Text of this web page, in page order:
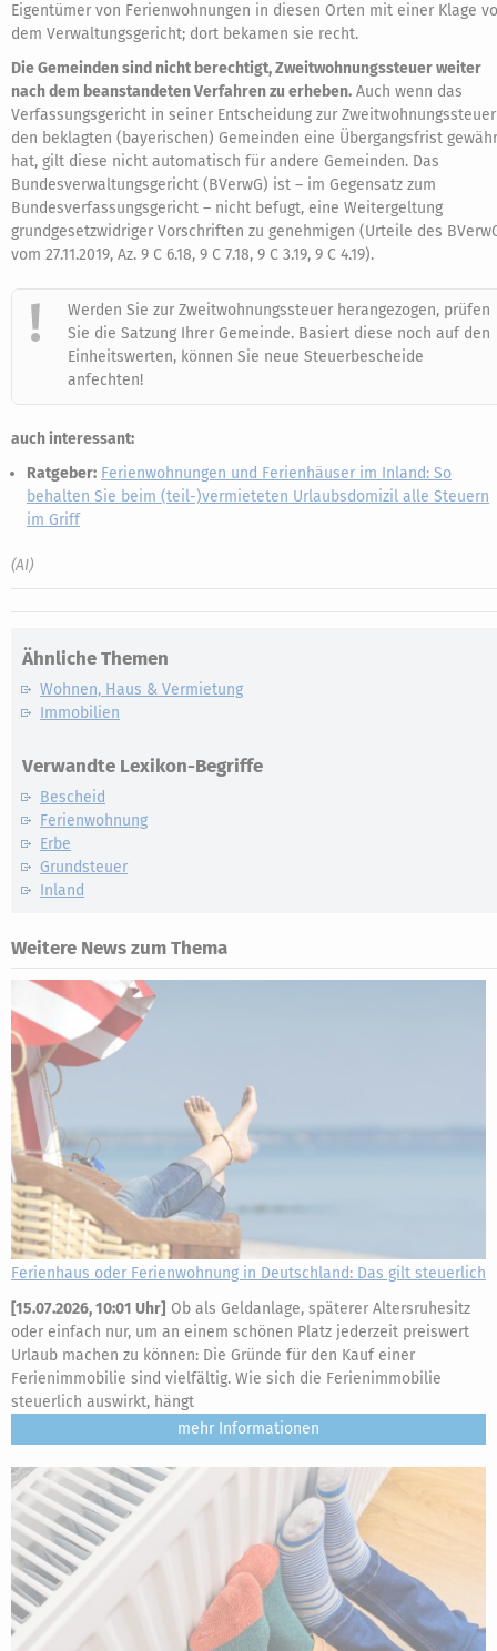
Eigentümer von Ferienwohnungen in diesen Orten mit einer Klage
dem Verwaltungsgericht; dort bekamen sie recht.
Die Gemeinden sind nicht berechtigt, Zweitwohnungssteuer weiter
nach dem beanstandeten Verfahren zu erheben. Auch wenn das
Verfassungsgericht in seiner Entscheidung zur Zweitwohnungssteuer
den beklagten (bayerischen) Gemeinden eine Übergangsfrist
hat, gilt diese nicht automatisch für andere Gemeinden. Das
Bundesverwaltungsgericht (BVerwG) ist – im Gegensatz zum
Bundesverfassungsgericht – nicht befugt, eine Weitergeltung
grundgesetzwidriger Vorschriften zu genehmigen (Urteile des
vom 27.11.2019, Az. 9 C 6.18, 9 C 7.18, 9 C 3.19, 9 C 4.19).
Werden Sie zur Zweitwohnungssteuer herangezogen, prüfen
Sie die Satzung Ihrer Gemeinde. Basiert diese noch auf den
Einheitswerten, können Sie neue Steuerbescheide
anfechten!
auch interessant:
Ratgeber: Ferienwohnungen und Ferienhäuser im Inland: So
behalten Sie beim (teil-)vermieteten Urlaubsdomizil alle Steuern
im Griff
(AI)
Ähnliche Themen
Wohnen, Haus & Vermietung
Immobilien
Verwandte Lexikon-Begriffe
Bescheid
Ferienwohnung
Erbe
Grundsteuer
Inland
Weitere News zum Thema
Ferienhaus oder Ferienwohnung in Deutschland: Das gilt steuerlich
[15.07.2026, 10:01 Uhr] Ob als Geldanlage, späterer Altersruhesitz
oder einfach nur, um an einem schönen Platz jederzeit preiswert
Urlaub machen zu können: Die Gründe für den Kauf einer
Ferienimmobilie sind vielfältig. Wie sich die Ferienimmobilie
steuerlich auswirkt, hängt
mehr